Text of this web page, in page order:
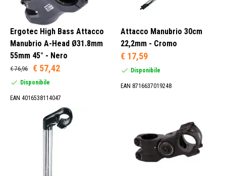
22,2 mm (51)
24,4 mm (2)
24,6 mm (5)
1 1/4 Pollice (16)
1 1/8 Pollici (600)
1,5 Pollici (1)
Ergotec High Bass Attacco
Manubrio A-Head Ø31.8mm
55mm 45° - Nero
€ 76,96 € 57,42
Disponibile
EAN 4016538114047
Attacco Manubrio 30cm
22,2mm - Cromo
€ 17,59
Disponibile
EAN 8716637019248